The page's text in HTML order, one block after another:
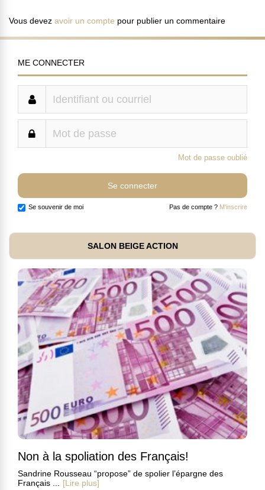
Vous devez avoir un compte pour publier un commentaire
ME CONNECTER
Mot de passe oublié
Se souvenir de moi Pas de compte ? M'inscrire
SALON BEIGE ACTION
Non à la spoliation des Français!
Sandrine Rousseau “propose” de spolier l’épargne des
Français ...
[Lire plus]